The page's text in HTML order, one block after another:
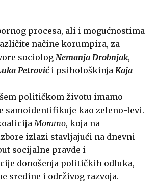
procesa, ali i mogućnostima
načine korumpira, za
sociolog Nemanja Drobnjak,
Petrovići psihološkinja Kaja
političkom životu imamo
samoidentifikuje kao zeleno-levi.
Moramo, koja na
izlazi stavljajući na dnevni
socijalne pravde i
donošenja političkih odluka,
sredine i održivog razvoja.